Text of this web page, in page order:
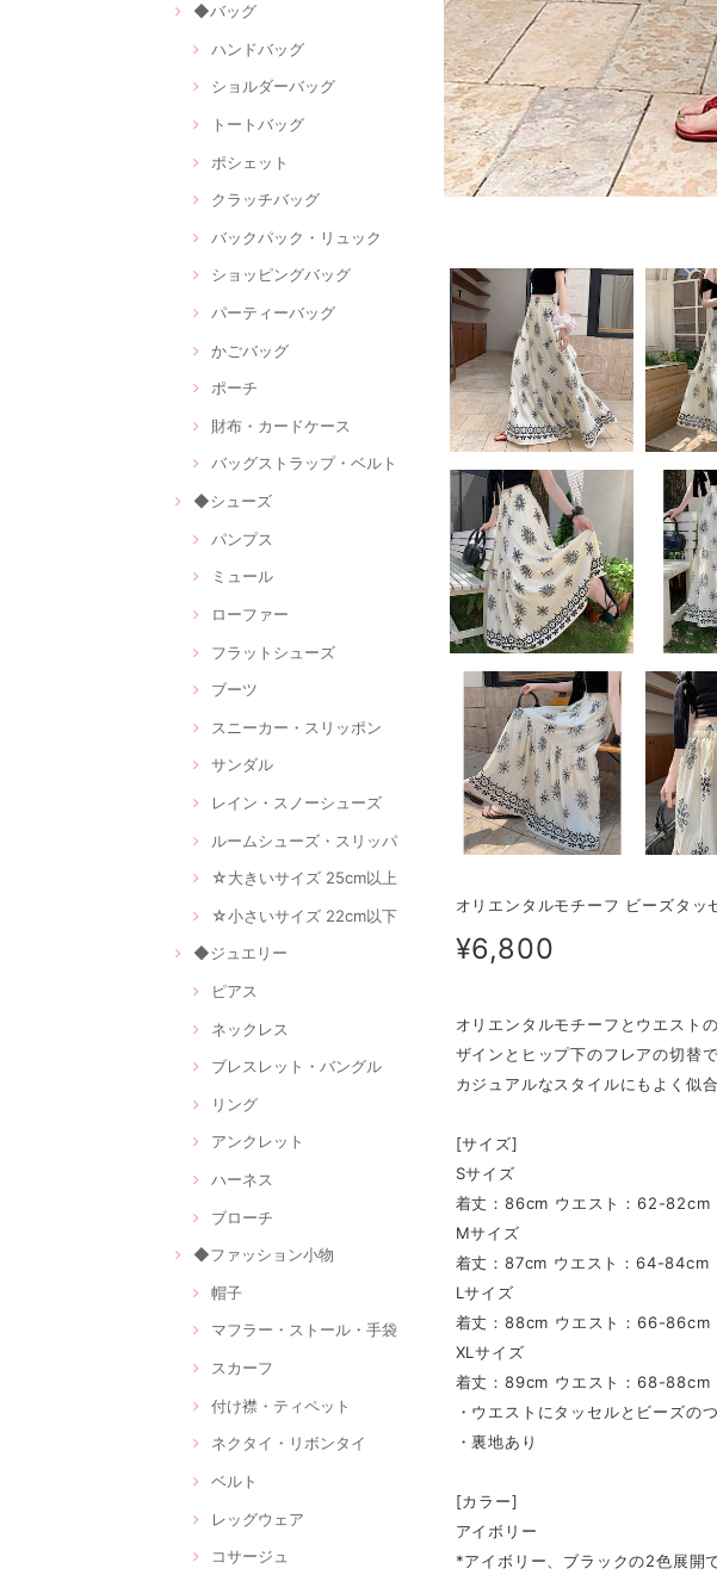
◆バッグ
ハンドバッグ
ショルダーバッグ
トートバッグ
ポシェット
クラッチバッグ
バックパック・リュック
ショッピングバッグ
パーティーバッグ
かごバッグ
ポーチ
財布・カードケース
バッグストラップ・ベルト
◆シューズ
パンプス
ミュール
ローファー
フラットシューズ
ブーツ
スニーカー・スリッポン
サンダル
レイン・スノーシューズ
ルームシューズ・スリッパ
☆大きいサイズ 25cm以上
☆小さいサイズ 22cm以下
◆ジュエリー
ピアス
ネックレス
ブレスレット・バングル
リング
アンクレット
ハーネス
ブローチ
◆ファッション小物
帽子
マフラー・ストール・手袋
スカーフ
付け襟・ティペット
ネクタイ・リボンタイ
ベルト
レッグウェア
コサージュ
オリエンタルモチーフ ビーズタ
¥6,800
オリエンタルモチーフとウエスト
ザインとヒップ下のフレアの切替
カジュアルなスタイルにもよく似
[サイズ]
Sサイズ
着丈：86cm ウエスト：62-82cm
Mサイズ
着丈：87cm ウエスト：64-84cm
Lサイズ
着丈：88cm ウエスト：66-86cm
XLサイズ
着丈：89cm ウエスト：68-88cm
・ウエストにタッセルとビーズの
・裏地あり
[カラー]
アイボリー
*アイボリー、ブラックの2色展開で